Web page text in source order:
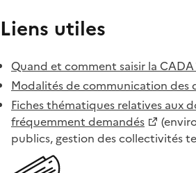
Liens utiles
Quand et comment saisir la CADA
Modalités de communication des
Fiches thématiques relatives aux
fréquemment demandés
publics, gestion des collectivités